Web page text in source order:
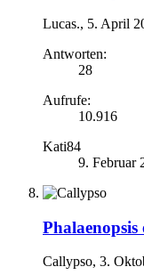
Lucas., 5. April
Antworten:
28
Aufrufe:
10.916
Kati84
9. Februar
Phalaenopsis
Callypso, 3.